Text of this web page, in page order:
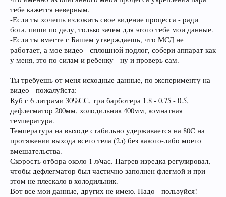
тебе кажется неверным.
-Если ты хочешь изложить свое видение процесса - ради
бога, пиши по делу, только зачем для этого тебе мои данные.
-Если ты вместе с Башем утверждаешь, что МСД не
работает, а мое видео - сплошной подлог, собери аппарат как
у меня, это по силам и ребенку - ну и проверь сам.
Ты требуешь от меня исходные данные, по эксперименту на
видео - пожалуйста:
Куб с 6 литрами 30%СС, три барботера 1.8 - 0.75 - 0.5,
дефлегматор 200мм, холодильник 400мм, комнатная
температура.
Температура на выходе стабильно удерживается на 80С на
протяжении выхода всего тела (2л) без какого-либо моего
вмешательства.
Скорость отбора около 1 л/час. Нагрев изредка регулировал,
чтобы дефлегматор был частично заполнен флегмой и при
этом не плескало в холодильник.
Вот все мои данные, других не имею. Надо - пользуйся!